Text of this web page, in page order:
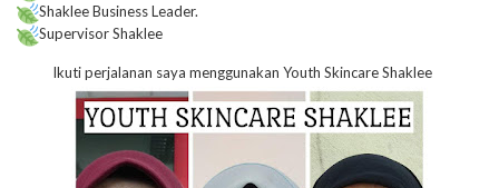
Shaklee Business Leader.
Supervisor Shaklee
Ikuti perjalanan saya menggunakan Youth Skincare Shaklee